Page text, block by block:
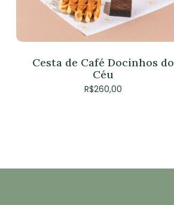
Cesta de Café Docinhos do
Céu
R$260,00